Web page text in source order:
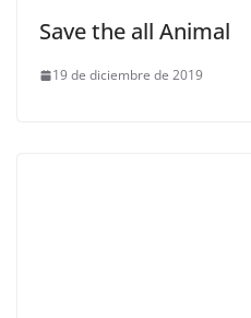
Save the all Animal
19 de diciembre de 2019